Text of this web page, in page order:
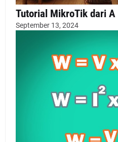
Tutorial MikroTik dari A
September 13, 2024